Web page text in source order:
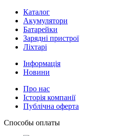
Каталог
Акумулятори
Батарейки
Зарядні пристрої
Ліхтарі
Інформація
Новини
Про нас
Історія компанії
Публічна оферта
Способы оплаты